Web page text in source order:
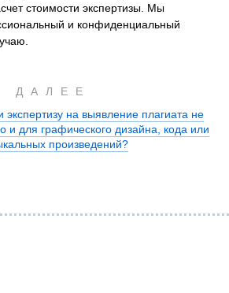
стоимости экспертизы. Мы
и конфиденциальный
ДАЛЕЕ
на выявление плагиата не
и для графического дизайна, кода или
произведений?